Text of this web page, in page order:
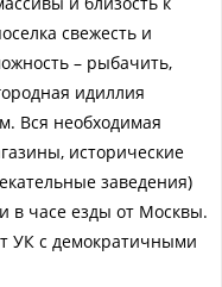
свежесть и
– рыбачить,
идиллия
Вся необходимая
исторические
заведения)
в часе езды от Москвы.
УК с демократичными